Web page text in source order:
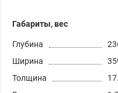
Габариты, вес
Глубина
Ширина
Толщина